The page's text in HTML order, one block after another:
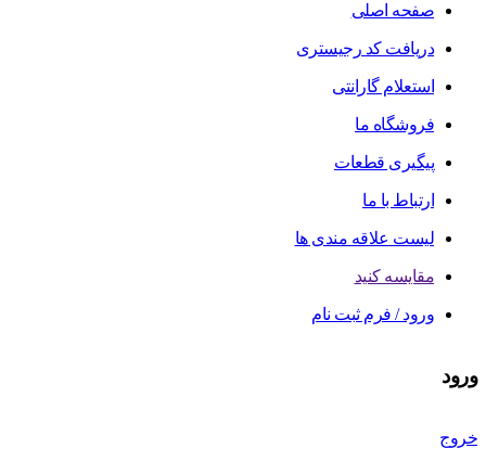
صفحه اصلی
دریافت کد رجیستری
استعلام گارانتی
فروشگاه ما
پیگیری قطعات
ارتباط با ما
لیست علاقه مندی ها
مقایسه کنید
ورود / فرم ثبت نام
ورود
خروج